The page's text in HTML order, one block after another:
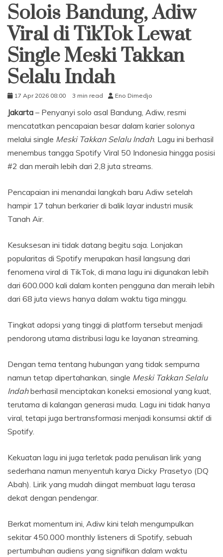
Solois Bandung, Adiw
Viral di TikTok Lewat
Single Meski Takkan
Selalu Indah
17 Apr 2026 08:00 3 min read Eno Dimedjo
Jakarta – Penyanyi solo asal Bandung, Adiw, resmi
mencatatkan pencapaian besar dalam karier solonya
melalui single Meski Takkan Selalu Indah. Lagu ini berhasil
menembus tangga Spotify Viral 50 Indonesia hingga posisi
#2 dan meraih lebih dari 2,8 juta streams.
Pencapaian ini menandai langkah baru Adiw setelah
hampir 17 tahun berkarier di balik layar industri musik
Tanah Air.
Kesuksesan ini tidak datang begitu saja. Lonjakan
popularitas di Spotify merupakan hasil langsung dari
fenomena viral di TikTok, di mana lagu ini digunakan lebih
dari 600.000 kali dalam konten pengguna dan meraih lebih
dari 68 juta views hanya dalam waktu tiga minggu.
Tingkat adopsi yang tinggi di platform tersebut menjadi
pendorong utama distribusi lagu ke layanan streaming.
Dengan tema tentang hubungan yang tidak sempurna
namun tetap dipertahankan, single Meski Takkan Selalu
Indahberhasil menciptakan koneksi emosional yang kuat,
terutama di kalangan generasi muda. Lagu ini tidak hanya
viral, tetapi juga bertransformasi menjadi konsumsi aktif di
Spotify.
Kekuatan lagu ini juga terletak pada penulisan lirik yang
sederhana namun menyentuh karya Dicky Prasetyo (DQ
Abah). Lirik yang mudah diingat membuat lagu terasa
dekat dengan pendengar.
Berkat momentum ini, Adiw kini telah mengumpulkan
sekitar 450.000 monthly listeners di Spotify, sebuah
pertumbuhan audiens yang signifikan dalam waktu